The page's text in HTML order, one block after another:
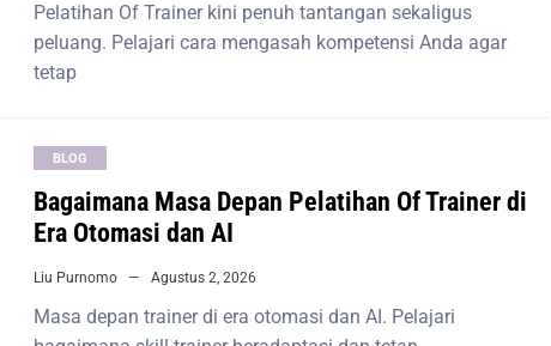
Pelatihan Of Trainer kini penuh tantangan sekaligus
peluang. Pelajari cara mengasah kompetensi Anda agar
tetap
BLOG
Bagaimana Masa Depan Pelatihan Of Trainer di
Era Otomasi dan AI
Liu Purnomo Agustus 2, 2026
Masa depan trainer di era otomasi dan AI. Pelajari